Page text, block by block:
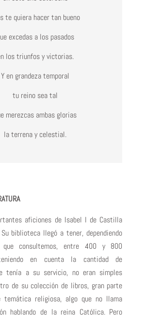
te quiera hacer tan bueno
excedas a los pasados
los triunfos y victorias.
Y en grandeza temporal
tu reino sea tal
merezcas ambas glorias
la terrena y celestial.
aficiones de Isabel I de Castilla
biblioteca llegó a tener, dependiendo
consultemos, entre 400 y 800
en cuenta la cantidad de
tenía a su servicio, no eran simples
de su colección de libros, gran parte
temática religiosa, algo que no llama
hablando de la reina Católica. Pero